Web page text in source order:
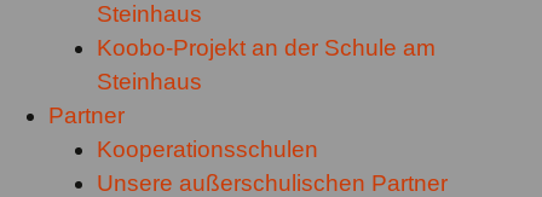
Steinhaus
Koobo-Projekt an der Schule am
Steinhaus
Partner
Kooperationsschulen
Unsere außerschulischen Partner